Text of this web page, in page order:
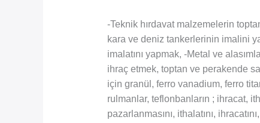
-Teknik hırdavat malzemelerin
kara ve deniz tankerlerinin imalini
imalatını yapmak, -Metal ve
ihraç etmek, toptan ve perakende
için granül, ferro vanadium, ferro
rulmanlar, teflonbanların ; ihracat,
pazarlanmasını, ithalatını,